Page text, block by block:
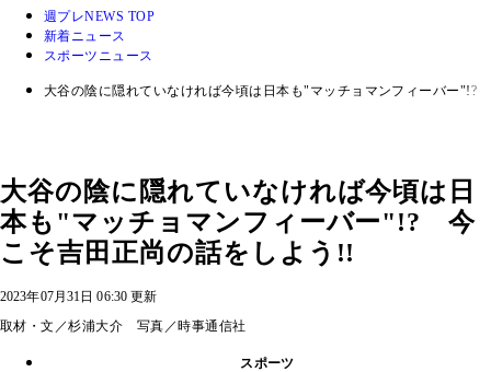
週プレNEWS TOP
新着ニュース
スポーツニュース
大谷の陰に隠れていなければ今頃は日本も"マッチョマンフィーバー
大谷の陰に隠れていなければ今頃は日
本も"マッチョマンフィーバー"!? 今
こそ吉田正尚の話をしよう!!
2023年07月31日 06:30 更新
取材・文／杉浦大介 写真／時事通信社
スポーツ